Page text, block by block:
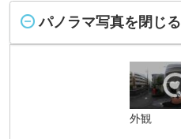
パノラマ写真を閉じる
外観